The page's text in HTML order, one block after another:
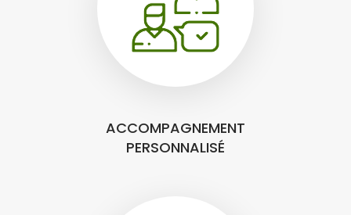
ACCOMPAGNEMENT
PERSONNALISÉ